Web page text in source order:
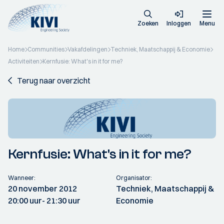
Zoeken Inloggen Menu
Home Communities Vakafdelingen Techniek, Maatschappij & Economie
Activiteiten Kernfusie: What's in it for me?
Terug naar overzicht
Kernfusie: What's in it for me?
Wanneer:
20 november 2012
20:00 uur- 21:30 uur
Organisator:
Techniek, Maatschappij &
Economie